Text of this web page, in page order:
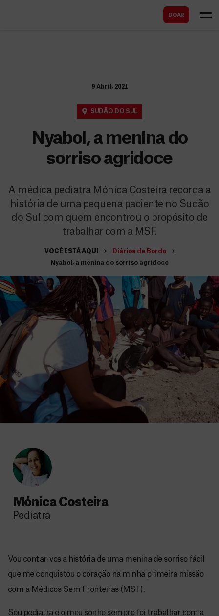
DOAR
9 Abril, 2021
SUDÃO DO SUL
Nyabol, a menina do
sorriso agridoce
A médica pediatra Mónica Costeira recorda a
história de uma pequena paciente no Sudão
do Sul com quem encontrou o propósito de
trabalhar com a MSF.
VOCÊ ESTÁ AQUI
Diários de Bordo
Nyabol, a menina do sorriso agridoce
Mónica Costeira
Pediatra
Vou contar-vos a história de uma menina de sorriso fácil
que me conquistou o coração na minha primeira missão
com a Médicos Sem Fronteiras (MSF).
Sou pediatra e o meu sonho sempre foi trabalhar com a